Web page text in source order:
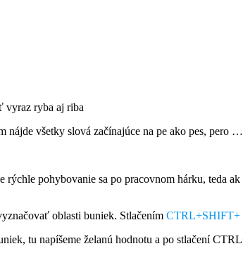
vyraz ryba aj riba
nájde všetky slová začínajúce na pe ako pes, pero …
rýchle pohybovanie sa po pracovnom hárku, teda
oblasti buniek. Stlačením CTRL+SHIFT+
tu napíšeme želanú hodnotu a po stlačení